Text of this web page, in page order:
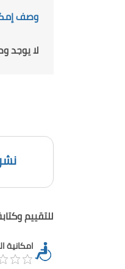
وصف
لا يوجد
نشر
للتقييم
امكانية